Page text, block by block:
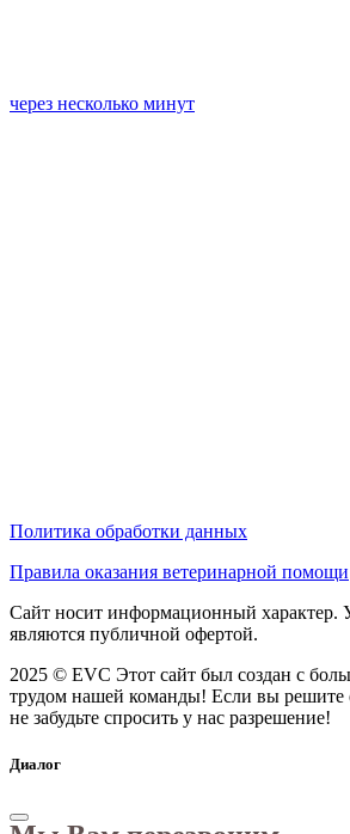
через несколько минут
Политика обработки данных
Правила оказания ветеринарной помощи
Сайт носит информационный характер.
являются публичной офертой.
2025 © EVC Этот сайт был создан с
трудом нашей команды! Если вы решите
не забудьте спросить у нас разрешение!
Диалог